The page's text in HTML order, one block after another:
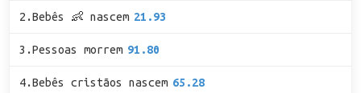
2.Bebês 👶 nascem 21.93
3.Pessoas morrem 91.80
4.Bebês cristãos nascem 65.28